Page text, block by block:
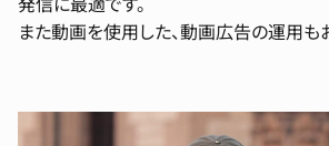
また動画を使用した、動画広告の運用も